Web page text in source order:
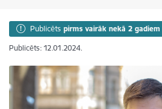
Publicēts pirms vairāk nekā 2 gadiem
Publicēts: 12.01.2024.